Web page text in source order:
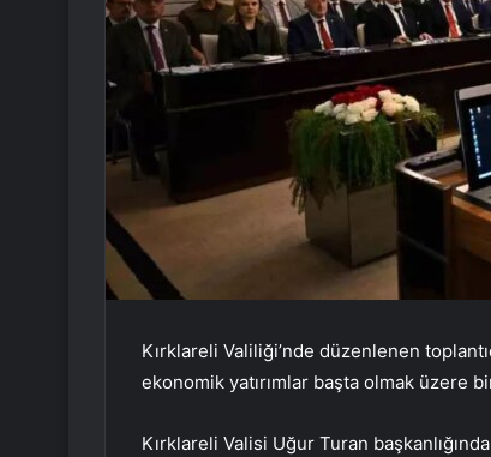
Kırklareli Valiliği’nde düzenlenen
ekonomik yatırımlar başta olmak üzere
Kırklareli Valisi Uğur Turan